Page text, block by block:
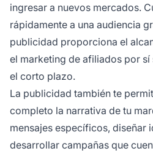
ingresar a nuevos mercados.
rápidamente a una audiencia
publicidad proporciona el
el marketing de afiliados por
el corto plazo.
La publicidad también te
completo la narrativa de tu
mensajes específicos, diseñar
desarrollar campañas que